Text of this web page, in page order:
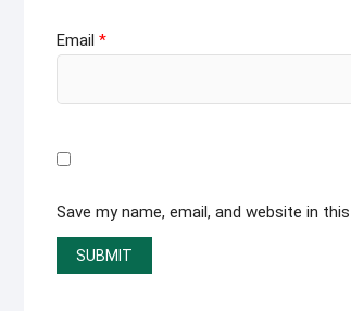
Email *
Save my name, email, and website in